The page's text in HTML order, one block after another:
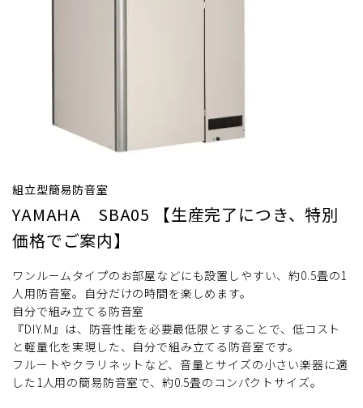
組立型簡易防音室
YAMAHA SBA05 【生産完了につき、特別
価格でご案内】
ワンルームタイプのお部屋などにも設置しやすい、約0.5畳の1
人用防音室。自分だけの時間を楽しめます。
自分で組み立てる防音室
『DIY.M』は、防音性能を必要最低限とすることで、低コスト
と軽量化を実現した、自分で組み立てる防音室です。
フルートやクラリネットなど、音量とサイズの小さい楽器に適
した1人用の簡易防音室で、約0.5畳のコンパクトサイズ。